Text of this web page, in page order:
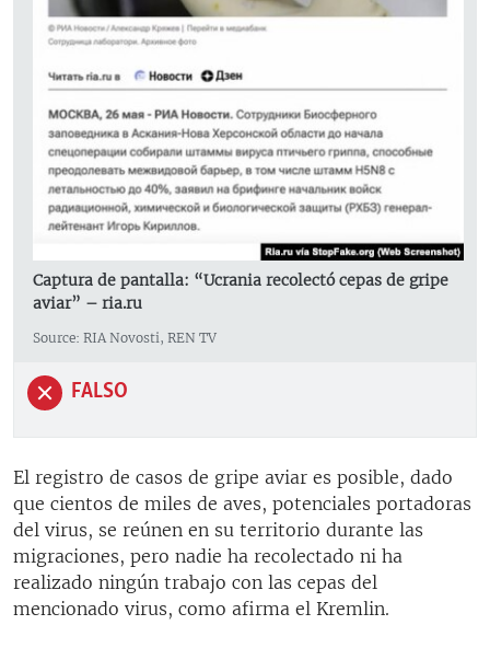
Captura de pantalla: “Ucrania recolectó cepas de gripe
aviar” – ria.ru
Source: RIA Novosti, REN TV
FALSO
El registro de casos de gripe aviar es posible, dado
que cientos de miles de aves, potenciales portadoras
del virus, se reúnen en su territorio durante las
migraciones, pero nadie ha recolectado ni ha
realizado ningún trabajo con las cepas del
mencionado virus, como afirma el Kremlin.